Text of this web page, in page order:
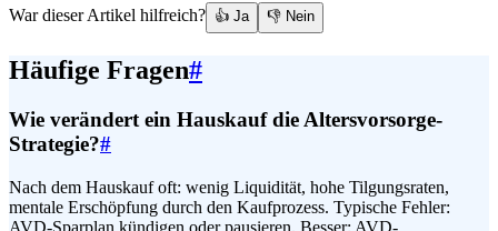
War dieser Artikel hilfreich? 👍 Ja 👎 Nein
Häufige Fragen#
Wie verändert ein Hauskauf die Altersvorsorge-
Strategie?#
Nach dem Hauskauf oft: wenig Liquidität, hohe Tilgungsraten,
mentale Erschöpfung durch den Kaufprozess. Typische Fehler:
AVD-Sparplan kündigen oder pausieren. Besser: AVD-